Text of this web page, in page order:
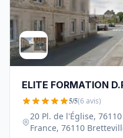
ELITE FORMATION
5/5(6 avis)
20 Pl. de l'Église,
France, 76110